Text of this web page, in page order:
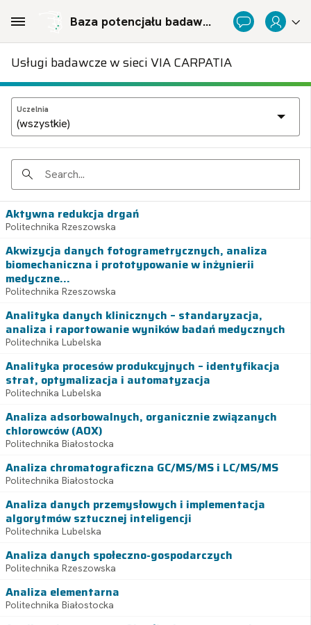
Baza potencjału badawczego Politechnicznej Sieci Via Carpatia im. Prezydenta RP Lecha Kaczyńskiego
Usługi badawcze w sieci VIA CARPATIA
Uczelnia
Search
Aktywna redukcja drgań
Politechnika Rzeszowska
Akwizycja danych fotogrametrycznych, analiza
biomechaniczna i prototypowanie w inżynierii
medyczne...
Politechnika Rzeszowska
Analityka danych klinicznych – standaryzacja,
analiza i raportowanie wyników badań medycznych
Politechnika Lubelska
Analityka procesów produkcyjnych – identyfikacja
strat, optymalizacja i automatyzacja
Politechnika Lubelska
Analiza adsorbowalnych, organicznie związanych
chlorowców (AOX)
Politechnika Białostocka
Analiza chromatograficzna GC/MS/MS i LC/MS/MS
Politechnika Białostocka
Analiza danych przemysłowych i implementacja
algorytmów sztucznej inteligencji
Politechnika Lubelska
Analiza danych społeczno-gospodarczych
Politechnika Rzeszowska
Analiza elementarna
Politechnika Białostocka